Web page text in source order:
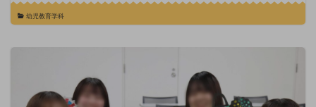
幼児教育学科